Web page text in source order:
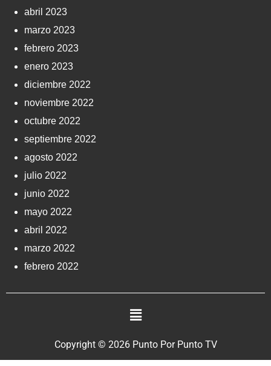
abril 2023
marzo 2023
febrero 2023
enero 2023
diciembre 2022
noviembre 2022
octubre 2022
septiembre 2022
agosto 2022
julio 2022
junio 2022
mayo 2022
abril 2022
marzo 2022
febrero 2022
Copyright © 2026 Punto Por Punto TV